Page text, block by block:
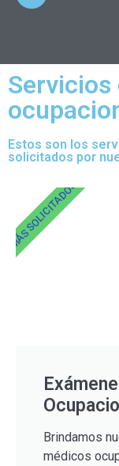
Servicios
Estos son los
solicitados por
Brindamos
médicos
MÁS SOLICITADOS